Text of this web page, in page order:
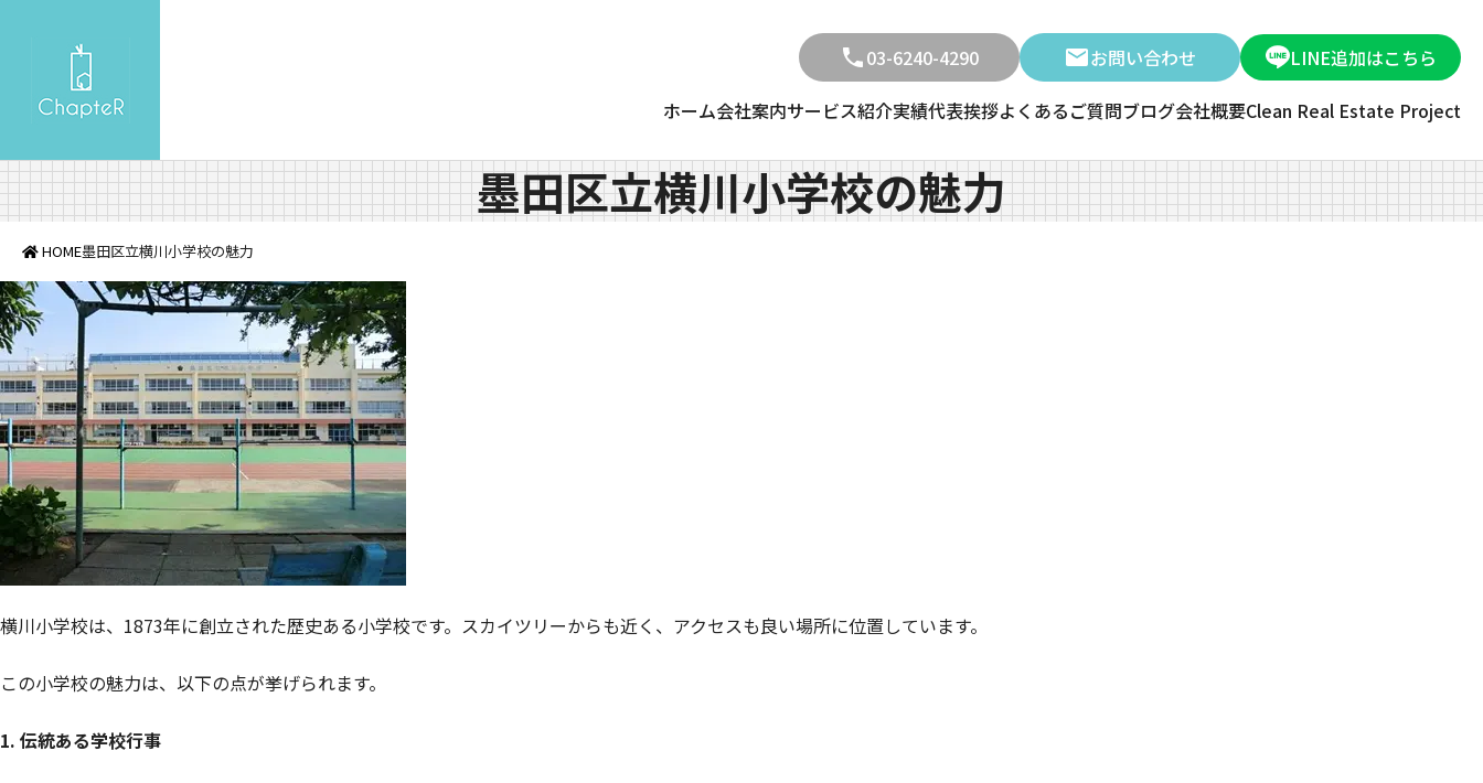
03-6240-4290 お問い合わせ
LINE追加はこちら
ホーム会社案内サービス紹介実績代表挨拶よくあるご質問ブログ会社概要Clean Real Estate Project
墨田区立横川小学校の魅力
HOME墨田区立横川小学校の魅力
横川小学校は、1873年に創立された歴史ある小学校です。スカイツリーからも近く、アクセスも良い場所に位置しています。
この小学校の魅力は、以下の点が挙げられます。
1. 伝統ある学校行事